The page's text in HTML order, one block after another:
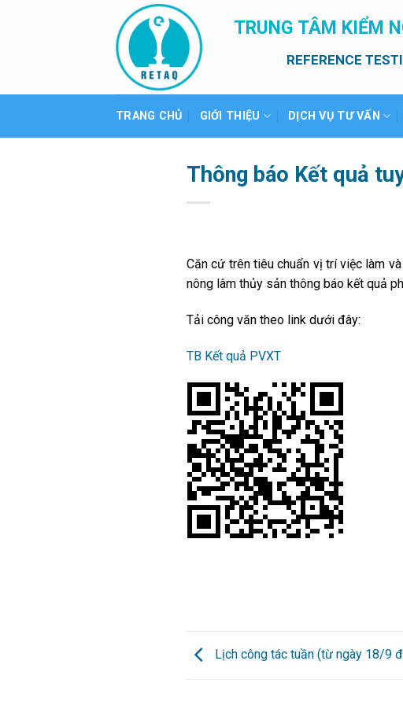
TRUNG TÂM KIỂM
REFERENCE
TRANG CHỦ GIỚI THIỆU DỊCH VỤ TƯ VẤN
Thông báo Kết quả
Căn cứ trên tiêu chuẩn vị trí việc làm
nông lâm thủy sản thông báo kết quả
Tải công văn theo link dưới đây:
TB Kết quả PVXT
Lịch công tác tuần (từ ngày 18/9